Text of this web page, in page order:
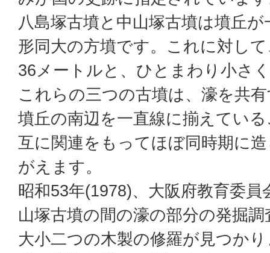
八島塚古墳と中山塚古墳は墳丘
形同大の方墳です。これに対し
36メートルと、ひとまわり小さ
これらの三つの古墳は、濠を共
墳丘の南辺を一直線に揃えてい
互に関連をもってほぼ同時期に
がえます。
昭和53年(1978)、大阪府教育委員
山塚古墳の間の濠の部分の発掘
大小二つの木製の修羅が見つか